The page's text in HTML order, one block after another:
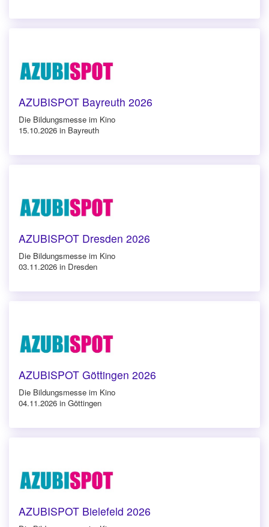
AZUBISPOT Bayreuth 2026
Die Bildungsmesse im Kino
15.10.2026 in Bayreuth
AZUBISPOT Dresden 2026
Die Bildungsmesse im Kino
03.11.2026 in Dresden
AZUBISPOT Göttingen 2026
Die Bildungsmesse im Kino
04.11.2026 in Göttingen
AZUBISPOT Bielefeld 2026